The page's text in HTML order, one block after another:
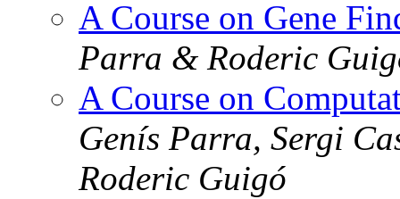
A Course on Gene
Parra & Roderic
A Course on
Genís Parra, Sergi
Roderic Guigó